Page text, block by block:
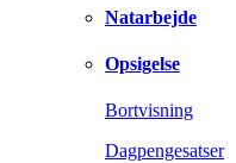
Natarbejde
Opsigelse
Bortvisning
Dagpengesatser